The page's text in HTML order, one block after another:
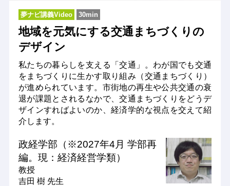
夢ナビ講義Video 30min
地域を元気にする交通まちづくりの
デザイン
私たちの暮らしを支える「交通」。わが国でも交通
をまちづくりに生かす取り組み（交通まちづくり）
が進められています。市街地の再生や公共交通の衰
退が課題とされるなかで、交通まちづくりをどうデ
ザインすればよいのか、経済学的な視点を交えて紹
介します。
政経学部（※2027年4月 学部再
編。現：経済経営学類）
教授
吉田 樹 先生